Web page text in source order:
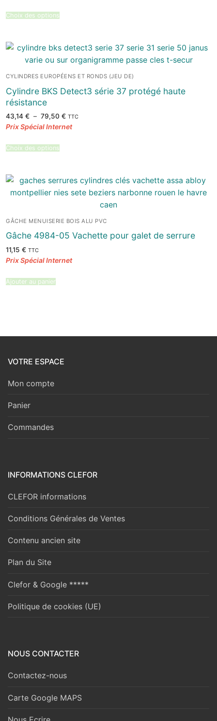
Choix des options
CYLINDRES EUROPÉENS ET RONDS (JEU DE)
Cylindre BKS Detect3 série 37 protégé haute
résistance
43,14 € – 79,50 €Plage
prix :
TTC
Choix des options
GÂCHE MENUISERIE BOIS ALU PVC
Gâche 4984-05 Vachette pour galet de serrure
11,15 € TTC
Ajouter au panier
VOTRE ESPACE
Mon compte
Panier
Commandes
INFORMATIONS CLEFOR
CLEFOR informations
Conditions Générales de Ventes
Contenu ancien site
Plan du Site
Clefor & Google *****
Politique de cookies (UE)
NOUS CONTACTER
Contactez-nous
Carte Google MAPS